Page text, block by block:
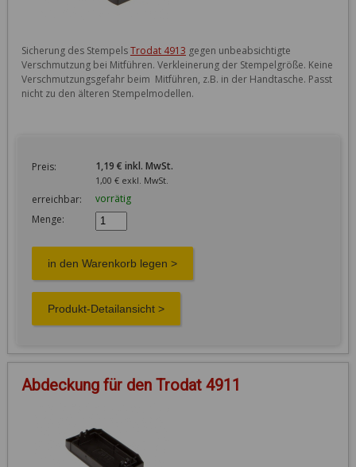
Sicherung des Stempels Trodat 4913 gegen unbeabsichtigte
Verschmutzung bei Mitführen. Verkleinerung der Stempelgröße. Keine
Verschmutzungsgefahr beim  Mitführen, z.B. in der Handtasche. Passt
nicht zu den älteren Stempelmodellen.
Preis: 1,19 € inkl. MwSt.
1,00 € exkl. MwSt.
erreichbar:
vorrätig
Menge:
Abdeckung für den Trodat 4911